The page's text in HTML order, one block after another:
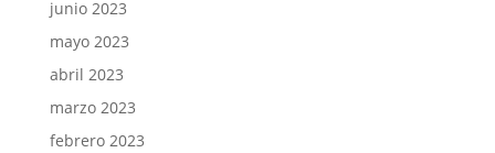
junio 2023
mayo 2023
abril 2023
marzo 2023
febrero 2023